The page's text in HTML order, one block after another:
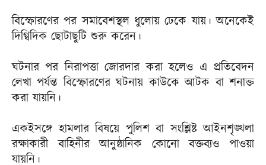
বিস্ফোরণের পর সমাবেশস্থল ধুলোয় ঢেকে যায়। অনেকেই
দিগ্বিদিক ছোটাছুটি শুরু করেন।
ঘটনার পর নিরাপত্তা জোরদার করা হলেও এ প্রতিবেদন
লেখা পর্যন্ত বিস্ফোরণের ঘটনায় কাউকে আটক বা শনাক্ত
করা যায়নি।
একইসঙ্গে হামলার বিষয়ে পুলিশ বা সংশ্লিষ্ট আইনশৃঙ্খলা
রক্ষাকারী বাহিনীর আনুষ্ঠানিক কোনো বক্তব্যও পাওয়া
যায়নি।